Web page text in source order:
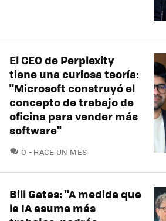
El CEO de Perplexity
tiene una curiosa teoría:
"Microsoft construyó el
concepto de trabajo de
oficina para vender más
software"
0 COMENTARIOS
HACE UN MES
Bill Gates: "A medida que
la IA asuma más